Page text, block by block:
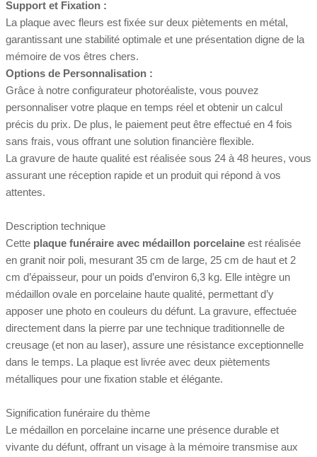
Support et Fixation :
La plaque avec fleurs est fixée sur deux piètements en métal,
garantissant une stabilité optimale et une présentation digne de la
mémoire de vos êtres chers.
Options de Personnalisation :
Grâce à notre configurateur photoréaliste, vous pouvez
personnaliser votre plaque en temps réel et obtenir un calcul
précis du prix. De plus, le paiement peut être effectué en 4 fois
sans frais, vous offrant une solution financière flexible.
La gravure de haute qualité est réalisée sous 24 à 48 heures, vous
assurant une réception rapide et un produit qui répond à vos
attentes.
Description technique
Cette plaque funéraire avec médaillon porcelaine est réalisée
en granit noir poli, mesurant 35 cm de large, 25 cm de haut et 2
cm d’épaisseur, pour un poids d’environ 6,3 kg. Elle intègre un
médaillon ovale en porcelaine haute qualité, permettant d’y
apposer une photo en couleurs du défunt. La gravure, effectuée
directement dans la pierre par une technique traditionnelle de
creusage (et non au laser), assure une résistance exceptionnelle
dans le temps. La plaque est livrée avec deux piètements
métalliques pour une fixation stable et élégante.
Signification funéraire du thème
Le médaillon en porcelaine incarne une présence durable et
vivante du défunt, offrant un visage à la mémoire transmise aux